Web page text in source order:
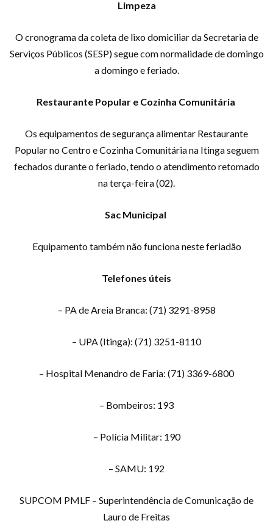
Limpeza
O cronograma da coleta de lixo domiciliar da Secretaria de
Serviços Públicos (SESP) segue com normalidade de domingo
a domingo e feriado.
Restaurante Popular e Cozinha Comunitária
Os equipamentos de segurança alimentar Restaurante
Popular no Centro e Cozinha Comunitária na Itinga seguem
fechados durante o feriado, tendo o atendimento retomado
na terça-feira (02).
Sac Municipal
Equipamento também não funciona neste feriadão
Telefones úteis
– PA de Areia Branca: (71) 3291-8958
– UPA (Itinga): (71) 3251-8110
– Hospital Menandro de Faria: (71) 3369-6800
– Bombeiros: 193
– Polícia Militar: 190
– SAMU: 192
SUPCOM PMLF – Superintendência de Comunicação de
Lauro de Freitas